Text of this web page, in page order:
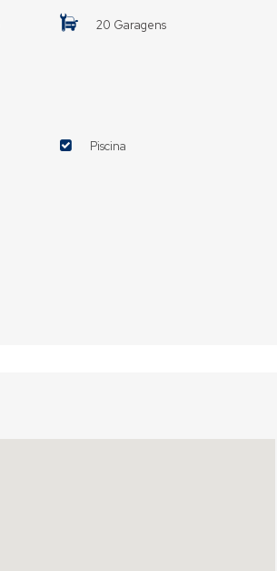
20 Garagens
Piscina